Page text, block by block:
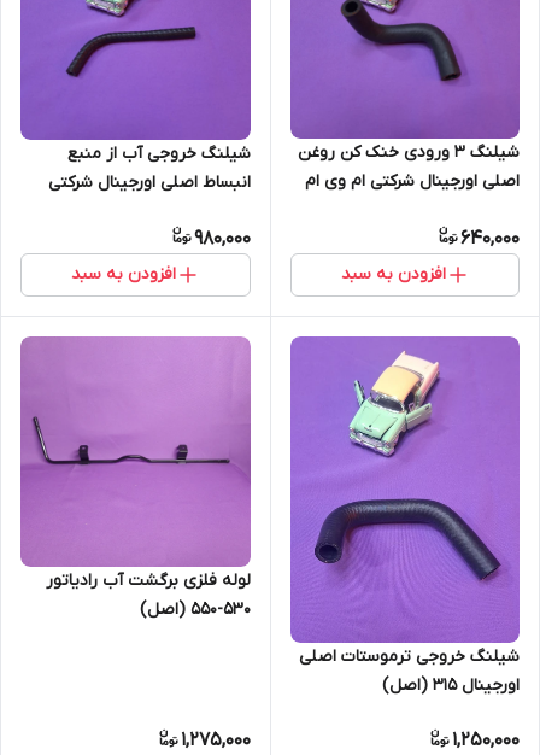
شیلنگ 3 ورودی خنک کن روغن
اصلی اورجینال شرکتی ام وی ام
640,000
افزودن به سبد
شیلنگ خروجی آب از منبع
انبساط اصلی اورجینال شرکتی
نیو (اصل)
980,000
افزودن به سبد
شیلنگ خروجی ترموستات اصلی
اورجینال 315 (اصل)
1,250,000
لوله فلزی برگشت آب رادیاتور
530-550 (اصل)
1,275,000